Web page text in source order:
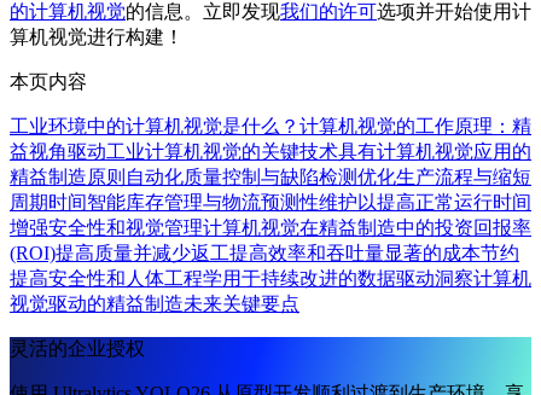
的计算机视觉的信息。立即发现我们的许可选项并开始使用计
算机视觉进行构建！
本页内容
工业环境中的计算机视觉是什么？ 计算机视觉的工作原理：精
益视角驱动工业计算机视觉的关键技术具有计算机视觉应用的
精益制造原则 自动化质量控制与缺陷检测优化生产流程与缩短
周期时间智能库存管理与物流预测性维护以提高正常运行时间
增强安全性和视觉管理计算机视觉在精益制造中的投资回报率
(ROI)提高质量并减少返工提高效率和吞吐量显著的成本节约
提高安全性和人体工程学用于持续改进的数据驱动洞察计算机
视觉驱动的精益制造未来关键要点
灵活的企业授权